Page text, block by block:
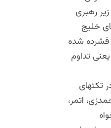
رهبری
خلیج
فشرده شده
تداوم
تکتهای
اتمر،